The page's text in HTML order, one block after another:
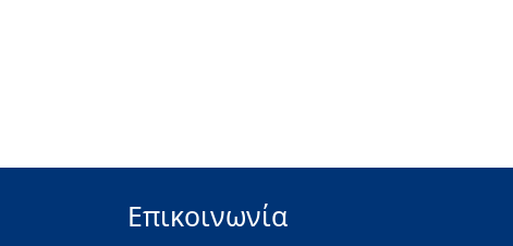
Επικοινωνία